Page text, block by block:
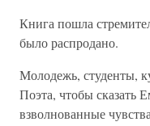
Книга пошла
было распродано.
Молодежь, студенты,
Поэта, чтобы сказать
взволнованные